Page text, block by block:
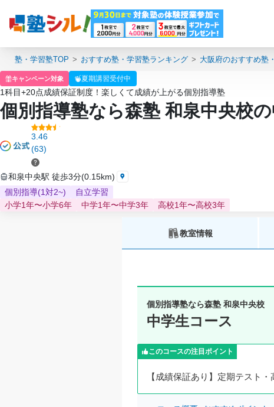
塾・学習塾TOP おすすめ塾・学習塾ランキング 大阪府のおすすめ塾
キャンペーン対象 夏期講習受付中
1科目+20点成績保証制度！楽しくて成績が上がる個別指導塾
個別指導塾なら森塾 和泉中央校
3.46
(63)
和泉中央駅 徒歩3分(0.15km)
個別指導(1対2~)
自立学習
小学1年〜小学6年
中学1年〜中学3年 高校1年〜高校3年
教室情報
個別指導塾なら森塾 和泉中央校
中学生コース
このコースの注目ポイント
【成績保証あり】定期テスト